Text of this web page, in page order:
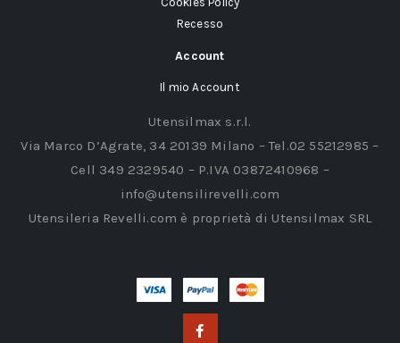
Recesso
Account
Il mio Account
Utensilmax s.r.l.
Via Marco D’Agrate, 34 20139 Milano – Tel.02 55212985 –
Cell 349 2329540 – P.IVA 03872410968 –
info@utensilirevelli.com
Utensileria Revelli.com è proprietà di Utensilmax SRL